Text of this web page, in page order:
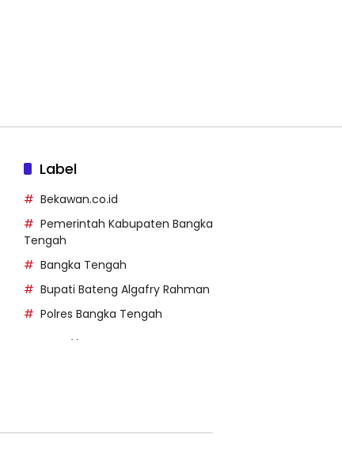
Label
Bekawan.co.id
Pemerintah Kabupaten Bangka
Tengah
Bangka Tengah
Bupati Bateng Algafry Rahman
Polres Bangka Tengah
d/